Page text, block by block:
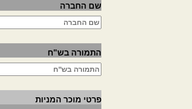
שם החברה
התמורה בש"ח
פרטי מוכר המניות